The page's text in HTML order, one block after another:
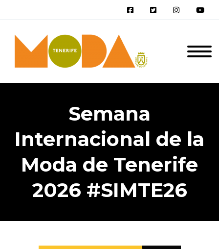
Semana
Internacional de la
Moda de Tenerife
2026 #SIMTE26